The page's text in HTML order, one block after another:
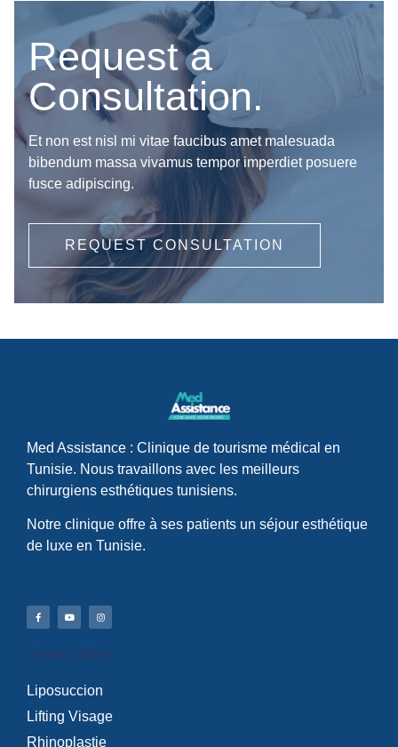
Request a
Consultation.
Et non est nisl mi vitae faucibus amet malesuada
bibendum massa vivamus tempor imperdiet posuere
fusce adipiscing.
REQUEST CONSULTATION
Med Assistance : Clinique de tourisme médical en
Tunisie. Nous travaillons avec les meilleurs
chirurgiens esthétiques tunisiens.
Notre clinique offre à ses patients un séjour esthétique
de luxe en Tunisie.
Liens Utiles
Liposuccion
Lifting Visage
Rhinoplastie